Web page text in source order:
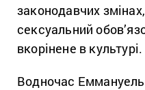
законодавчих
сексуальний
вкорінене в культурі.
Водночас